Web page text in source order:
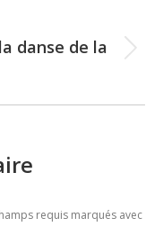
danse de la
requis marqués avec